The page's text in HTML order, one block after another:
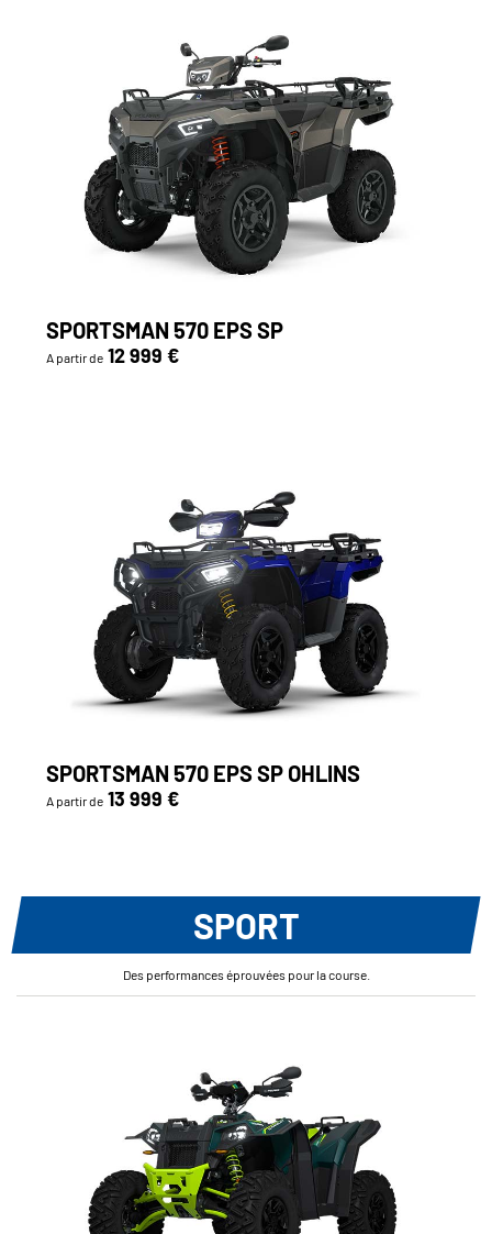
SPORTSMAN 570 EPS SP
A partir de 12 999 €
SPORTSMAN 570 EPS SP OHLINS
A partir de 13 999 €
SPORT
Des performances éprouvées pour la course.